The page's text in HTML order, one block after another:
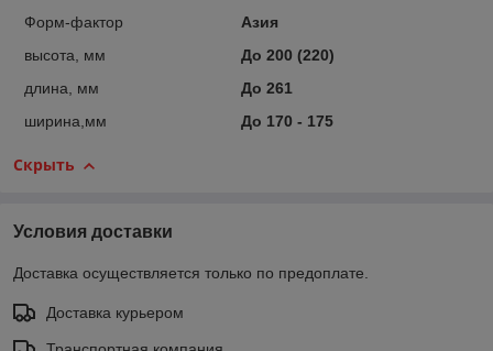
Форм-фактор
Азия
высота, мм
До 200 (220)
длина, мм
До 261
ширина,мм
До 170 - 175
Скрыть
Условия доставки
Доставка осуществляется только по предоплате.
Доставка курьером